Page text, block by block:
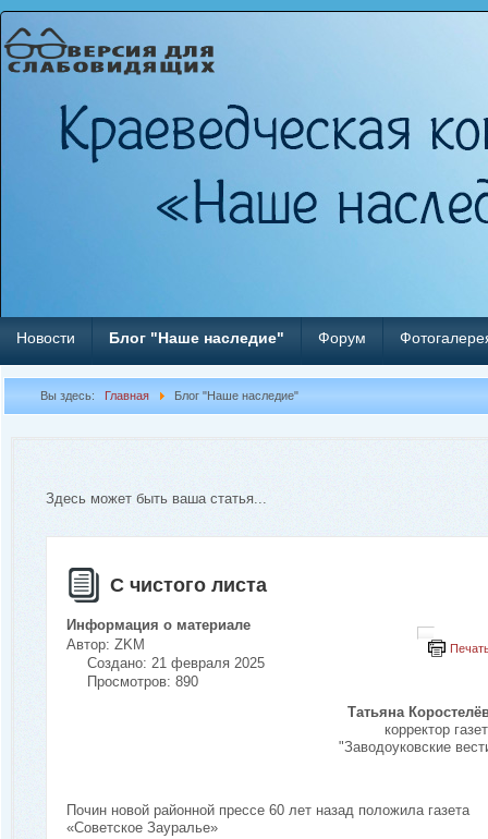
Новости Блог "Наше наследие" Форум
Вы здесь: Главная Блог "Наше наследие"
Здесь может быть ваша статья...
С чистого листа
Информация о материале
Автор: ZKM
Создано: 21 февраля 2025
Просмотров: 890
Татьяна
корректор
"Заводоуковские
Почин новой районной прессе 60 лет назад положила газета
«Советское Зауралье»